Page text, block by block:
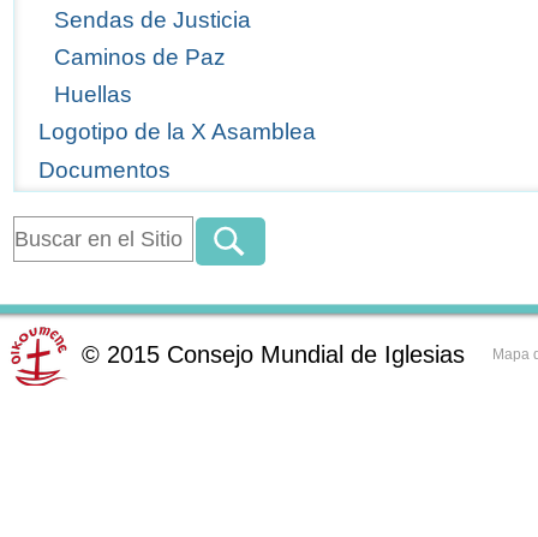
Sendas de Justicia
Caminos de Paz
Huellas
Logotipo de la X Asamblea
Documentos
© 2015 Consejo Mundial de Iglesias Mapa